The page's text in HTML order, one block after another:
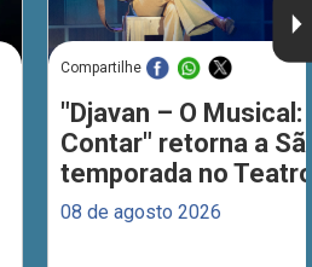
Compartilhe
"Djavan – O Musical:
Contar" retorna a
temporada no
08 de agosto 2026